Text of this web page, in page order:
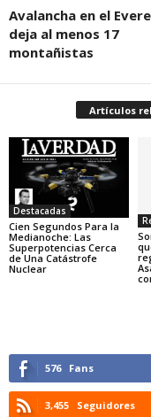
Avalancha en el
deja al menos 17
montañistas
Artículos
Destacadas
Cien Segundos Para la
Medianoche: Las
Superpotencias Cerca
de Una Catástrofe
Nuclear
576 Fans
3,455 Seguidores